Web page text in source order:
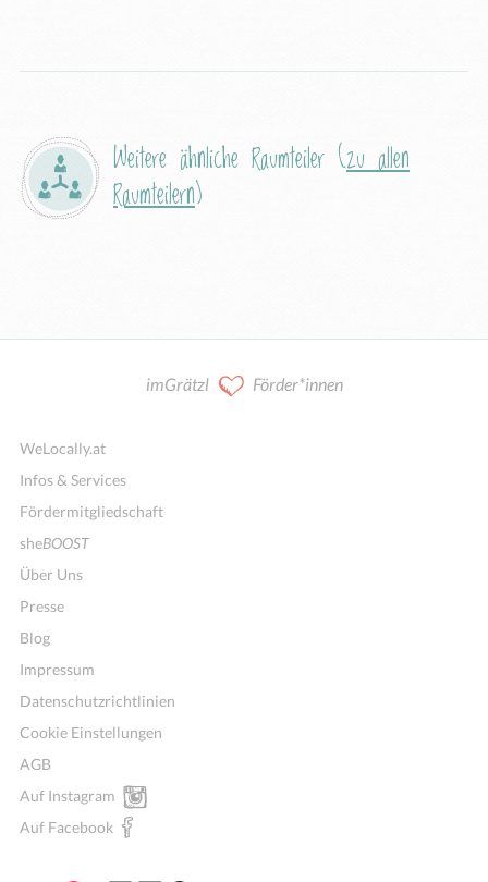
Weitere ähnliche Raumteiler (zu allen
Raumteilern)
imGrätzl Förder*innen
WeLocally.at
Infos & Services
Fördermitgliedschaft
sheBOOST
Über Uns
Presse
Blog
Impressum
Datenschutzrichtlinien
Cookie Einstellungen
AGB
Auf Instagram
Auf Facebook